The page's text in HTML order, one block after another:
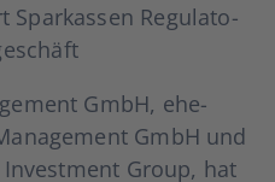
Spar­kas­sen Regu­la­to­
GmbH, ehe­
GmbH und
Group, hat